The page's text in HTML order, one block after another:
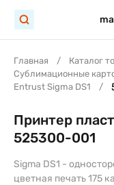
Главная Каталог
Сублимационные
Entrust Sigma DS1
Принтер
525300-001
Sigma DS1 -
цветная печать 175